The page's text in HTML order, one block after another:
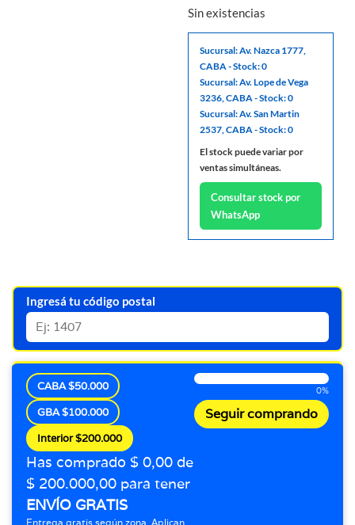
Sin existencias
Sucursal: Av. Nazca 1777,
CABA - Stock: 0
Sucursal: Av. Lope de Vega
3236, CABA - Stock: 0
Sucursal: Av. San Martin
2537, CABA - Stock: 0
El stock puede variar por
ventas simultáneas.
Consultar stock por
WhatsApp
Ingresá tu código postal
CABA $50.000
GBA $100.000
Interior $200.000
Has comprado $ 0,00 de
$ 200.000,00 para tener
ENVÍO GRATIS
Entrega gratis según zona. Aplican
0%
Seguir comprando